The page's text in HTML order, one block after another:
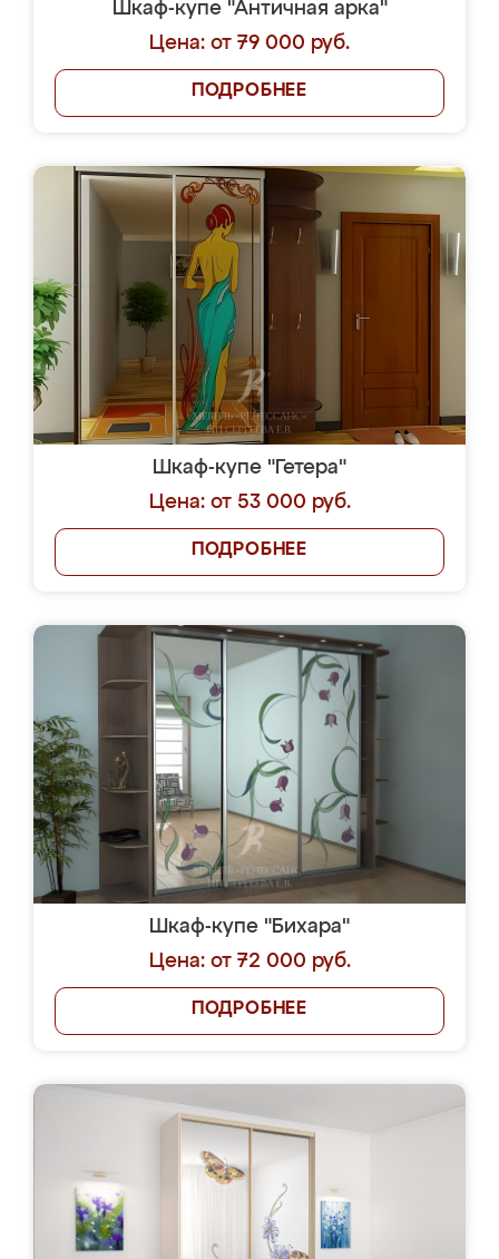
Шкаф-купе "Античная арка"
Цена: от 79 000 руб.
ПОДРОБНЕЕ
Шкаф-купе "Гетера"
Цена: от 53 000 руб.
ПОДРОБНЕЕ
Шкаф-купе "Бихара"
Цена: от 72 000 руб.
ПОДРОБНЕЕ